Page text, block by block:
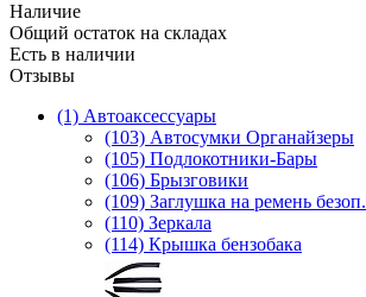
Наличие
Общий остаток на складах
Есть в наличии
Отзывы
(1) Автоаксессуары
(103) Автосумки Органайзеры
(105) Подлокотники-Бары
(106) Брызговики
(109) Заглушка на ремень безоп.
(110) Зеркала
(114) Крышка бензобака